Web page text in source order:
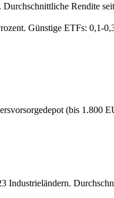
Rendite
Günstige ETFs: 0,1-
(bis 1.800
Industrieländern.